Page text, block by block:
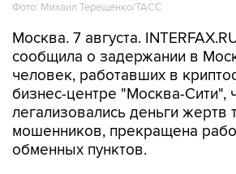
Фото: Михаил Терещенко/ТАСС
Москва. 7 августа.
сообщила о задержании в
человек, работавших в
бизнес-центре "Москва-Сити",
легализовались деньги
мошенников, прекращена
обменных пунктов.